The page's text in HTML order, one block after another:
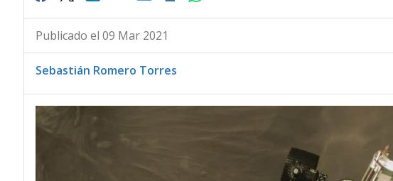
Publicado el 09 Mar 2021
Sebastián Romero Torres